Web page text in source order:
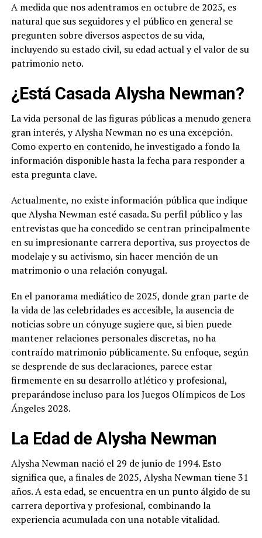
A medida que nos adentramos en octubre de 2025, es
natural que sus seguidores y el público en general se
pregunten sobre diversos aspectos de su vida,
incluyendo su estado civil, su edad actual y el valor de su
patrimonio neto.
¿Está Casada Alysha Newman?
La vida personal de las figuras públicas a menudo genera
gran interés, y Alysha Newman no es una excepción.
Como experto en contenido, he investigado a fondo la
información disponible hasta la fecha para responder a
esta pregunta clave.
Actualmente, no existe información pública que indique
que Alysha Newman esté casada. Su perfil público y las
entrevistas que ha concedido se centran principalmente
en su impresionante carrera deportiva, sus proyectos de
modelaje y su activismo, sin hacer mención de un
matrimonio o una relación conyugal.
En el panorama mediático de 2025, donde gran parte de
la vida de las celebridades es accesible, la ausencia de
noticias sobre un cónyuge sugiere que, si bien puede
mantener relaciones personales discretas, no ha
contraído matrimonio públicamente. Su enfoque, según
se desprende de sus declaraciones, parece estar
firmemente en su desarrollo atlético y profesional,
preparándose incluso para los Juegos Olímpicos de Los
Ángeles 2028.
La Edad de Alysha Newman
Alysha Newman nació el 29 de junio de 1994. Esto
significa que, a finales de 2025, Alysha Newman tiene 31
años. A esta edad, se encuentra en un punto álgido de su
carrera deportiva y profesional, combinando la
experiencia acumulada con una notable vitalidad.